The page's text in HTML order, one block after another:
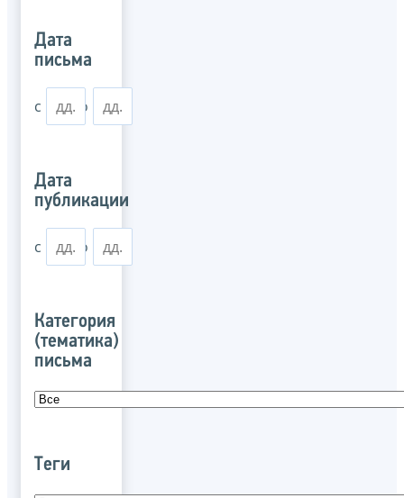
Дата
письма
с по
Дата
публикации
с по
Категория
(тематика)
письма
Теги